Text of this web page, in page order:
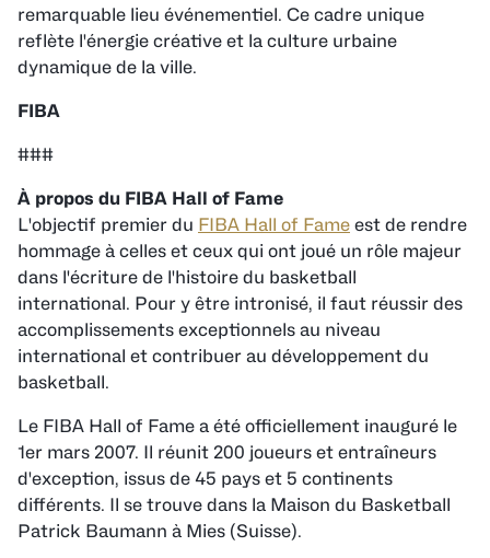
remarquable lieu événementiel. Ce cadre unique
reflète l'énergie créative et la culture urbaine
dynamique de la ville.
FIBA
###
À propos du
L'objectif premier du FIBA Hall of Fame est de rendre
hommage à celles et ceux qui ont joué un rôle majeur
dans l'écriture de l'histoire du basketball
international. Pour y être intronisé, il faut réussir des
accomplissements exceptionnels au niveau
international et contribuer au développement du
basketball.
Le FIBA Hall of Fame a été officiellement inauguré le
1er mars 2007. Il réunit 200 joueurs et entraîneurs
d'exception, issus de 45 pays et 5 continents
différents. Il se trouve dans la Maison du Basketball
Patrick Baumann à Mies (Suisse).